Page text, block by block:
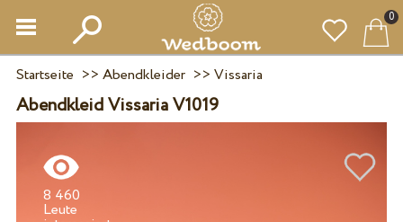
0
Startseite >> Abendkleider>> Vissaria
Abendkleid Vissaria V1019
8 460
Leute